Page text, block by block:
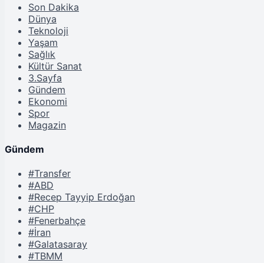
Son Dakika
Dünya
Teknoloji
Yaşam
Sağlık
Kültür Sanat
3.Sayfa
Gündem
Ekonomi
Spor
Magazin
Gündem
#Transfer
#ABD
#Recep Tayyip Erdoğan
#CHP
#Fenerbahçe
#İran
#Galatasaray
#TBMM